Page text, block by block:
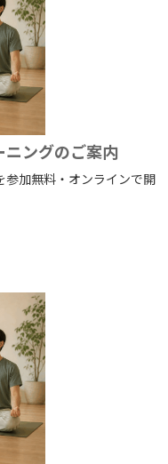
ニングのご案内
参加無料・オンラインで開